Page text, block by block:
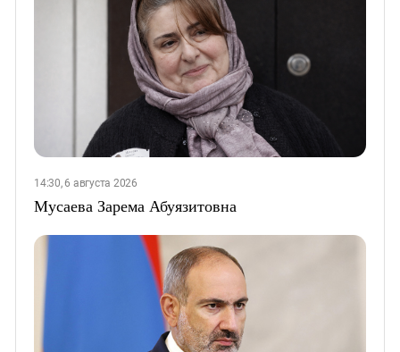
14:30, 6 августа 2026
Мусаева Зарема Абуязитовна